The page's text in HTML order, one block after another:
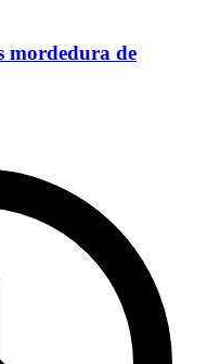
mordedura de